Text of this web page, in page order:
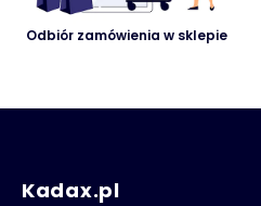
Odbiór zamówienia w sklepie
Kadax.pl